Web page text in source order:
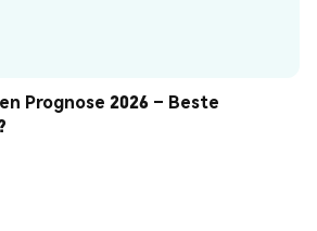
Prognose 2026 – Beste